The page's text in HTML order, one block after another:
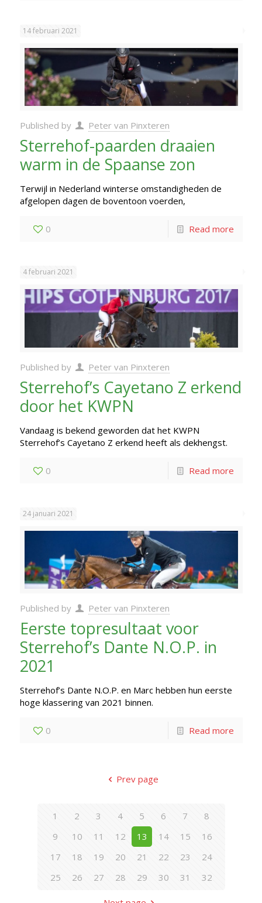
14 februari 2021
Published by Peter van Pinxteren
Sterrehof-paarden draaien
warm in de Spaanse zon
Terwijl in Nederland winterse omstandigheden de
afgelopen dagen de boventoon voerden,
0 Read more
4 februari 2021
Published by Peter van Pinxteren
Sterrehof’s Cayetano Z erkend
door het KWPN
Vandaag is bekend geworden dat het KWPN
Sterrehof’s Cayetano Z erkend heeft als dekhengst.
0 Read more
24 januari 2021
Published by Peter van Pinxteren
Eerste topresultaat voor
Sterrehof’s Dante N.O.P. in
2021
Sterrehof’s Dante N.O.P. en Marc hebben hun eerste
hoge klassering van 2021 binnen.
0 Read more
Prev page
1 2 3 4 5 6 7
8
9
10 11 12 13 14 15
16
17
18 19 20 21 22 23
24
25
26 27 28 29 30 31 32